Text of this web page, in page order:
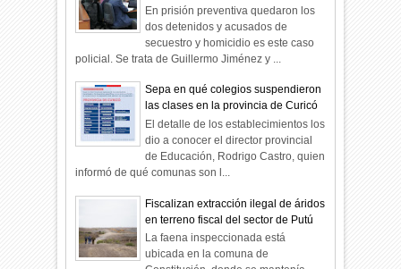
En prisión preventiva quedaron los
dos detenidos y acusados de
secuestro y homicidio es este caso
policial. Se trata de Guillermo Jiménez y ...
Sepa en qué colegios suspendieron
las clases en la provincia de Curicó
El detalle de los establecimientos los
dio a conocer el director provincial
de Educación, Rodrigo Castro, quien
informó de qué comunas son l...
Fiscalizan extracción ilegal de áridos
en terreno fiscal del sector de Putú
La faena inspeccionada está
ubicada en la comuna de